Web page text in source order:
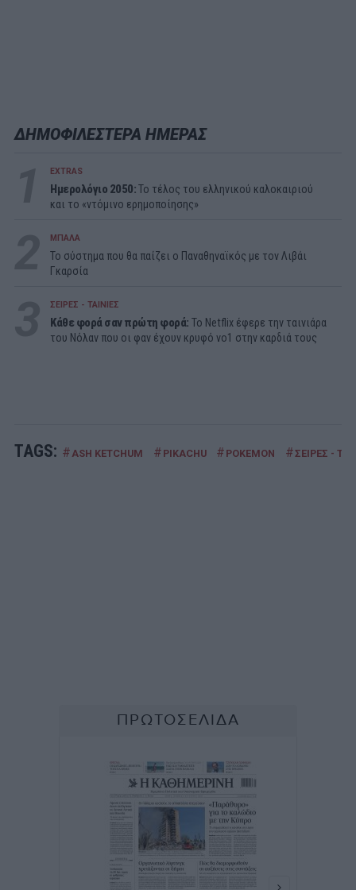
ΔΗΜΟΦΙΛΕΣΤΕΡΑ ΗΜΕΡΑΣ
EXTRAS
Ημερολόγιο 2050:To τέλος του ελληνικού καλοκαιριού
και το «ντόμινο ερημοποίησης»
ΜΠΑΛΑ
Το σύστημα που θα παίζει ο Παναθηναϊκός με τον Λιβάι
Γκαρσία
ΣΕΙΡΕΣ - ΤΑΙΝΙΕΣ
Κάθε φορά σαν πρώτη φορά: Το Netflix έφερε την ταινιάρα
του Νόλαν που οι φαν έχουν κρυφό νο1 στην καρδιά τους
TAGS: # ASH KETCHUM # PIKACHU # POKEMON #ΣΕΙΡΕΣ -